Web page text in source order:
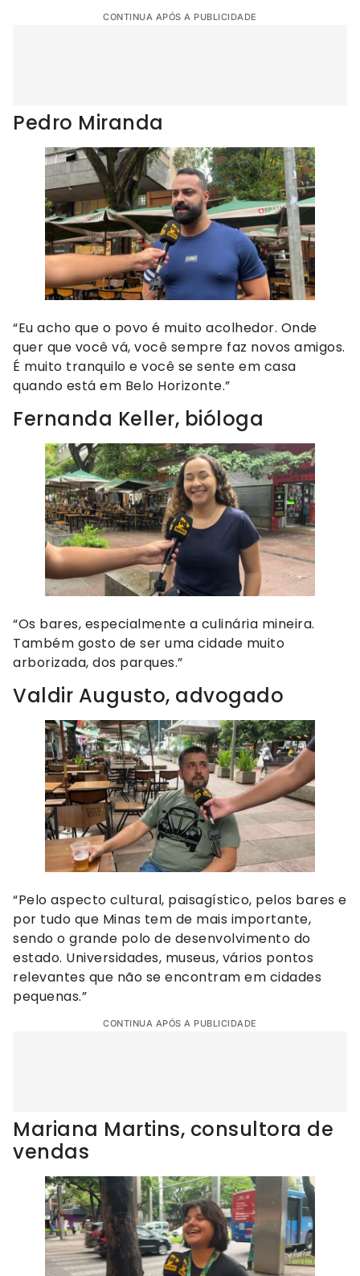
CONTINUA APÓS A PUBLICIDADE
Pedro Miranda
“Eu acho que o povo é muito acolhedor. Onde
quer que você vá, você sempre faz novos amigos.
É muito tranquilo e você se sente em casa
quando está em Belo Horizonte.”
Fernanda Keller, bióloga
“Os bares, especialmente a culinária mineira.
Também gosto de ser uma cidade muito
arborizada, dos parques.”
Valdir Augusto, advogado
“Pelo aspecto cultural, paisagístico, pelos bares e
por tudo que Minas tem de mais importante,
sendo o grande polo de desenvolvimento do
estado. Universidades, museus, vários pontos
relevantes que não se encontram em cidades
pequenas.”
CONTINUA APÓS A PUBLICIDADE
Mariana Martins, consultora de
vendas